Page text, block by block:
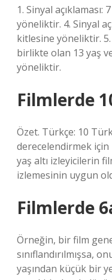
1. Sinyal
yöneliktir. 4. Sinyal
kitlesine yöneliktir. 5.
birlikte olan 13 yaş
yöneliktir.
Filmlerde
Özet. Türkçe: 10
derecelendirmek
yaş altı izleyicilerin
izlemesinin uygun
Filmlerde
Örneğin, bir film
sınıflandırılmışsa,
yaşından küçük bir